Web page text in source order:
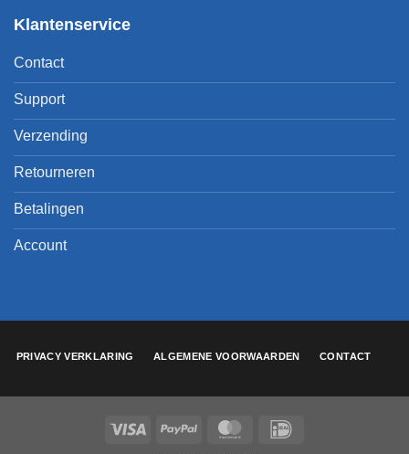
Klantenservice
Contact
Support
Verzending
Retourneren
Betalingen
Account
PRIVACY VERKLARING ALGEMENE VOORWAARDEN CONTACT